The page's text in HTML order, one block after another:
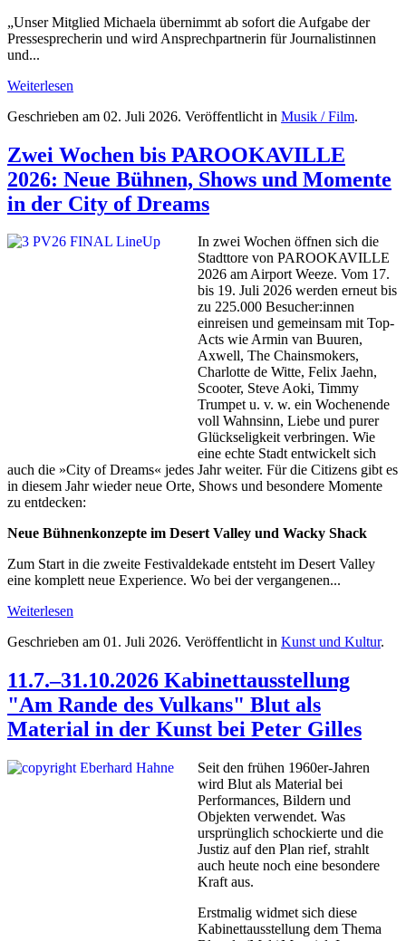
„Unser Mitglied Michaela übernimmt ab sofort die Aufgabe der
Pressesprecherin und wird Ansprechpartnerin für Journalistinnen
und...
Weiterlesen
Geschrieben am 02. Juli 2026. Veröffentlicht in Musik / Film.
Zwei Wochen bis PAROOKAVILLE
2026: Neue Bühnen, Shows und Momente
in der City of Dreams
In zwei Wochen öffnen sich die
Stadttore von PAROOKAVILLE
2026 am Airport Weeze. Vom 17.
bis 19. Juli 2026 werden erneut bis
zu 225.000 Besucher:innen
einreisen und gemeinsam mit Top-
Acts wie Armin van Buuren,
Axwell, The Chainsmokers,
Charlotte de Witte, Felix Jaehn,
Scooter, Steve Aoki, Timmy
Trumpet u. v. w. ein Wochenende
voll Wahnsinn, Liebe und purer
Glückseligkeit verbringen. Wie
eine echte Stadt entwickelt sich
auch die »City of Dreams« jedes Jahr weiter. Für die Citizens gibt es
in diesem Jahr wieder neue Orte, Shows und besondere Momente
zu entdecken:
Neue Bühnenkonzepte im Desert Valley und Wacky Shack
Zum Start in die zweite Festivaldekade entsteht im Desert Valley
eine komplett neue Experience. Wo bei der vergangenen...
Weiterlesen
Geschrieben am 01. Juli 2026. Veröffentlicht in Kunst und Kultur.
11.7.–31.10.2026 Kabinettausstellung
"Am Rande des Vulkans" Blut als
Material in der Kunst bei Peter Gilles
Seit den frühen 1960er-Jahren
wird Blut als Material bei
Performances, Bildern und
Objekten verwendet. Was
ursprünglich schockierte und die
Justiz auf den Plan rief, strahlt
auch heute noch eine besondere
Kraft aus.
Erstmalig widmet sich diese
Kabinettausstellung dem Thema